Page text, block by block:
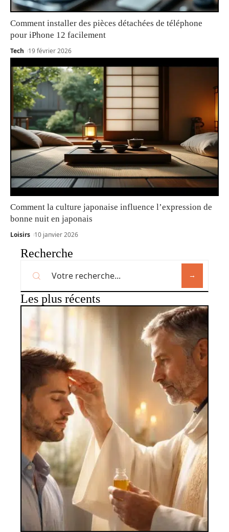
Comment installer des pièces détachées de téléphone
pour iPhone 12 facilement
Tech 19 février 2026
Comment la culture japonaise influence l’expression de
bonne nuit en japonais
Loisirs 10 janvier 2026
Recherche
Les plus récents